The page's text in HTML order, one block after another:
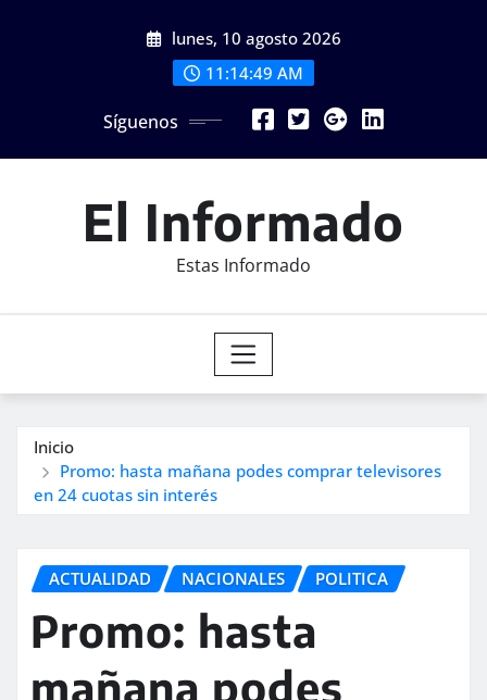
lunes, 10 agosto 2026
11:14:51 AM
Síguenos
El Informado
Estas Informado
Inicio
Promo: hasta mañana podes comprar televisores
en 24 cuotas sin interés
ACTUALIDAD NACIONALES POLITICA
Promo: hasta
mañana podes